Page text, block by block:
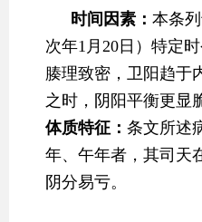
时间因素： 本条
次年1月20日）特定
腠理致密，卫阳趋于
之时，阴阳平衡更显
体质特征： 条文所述
年、午年者，其司天
阴分易亏。